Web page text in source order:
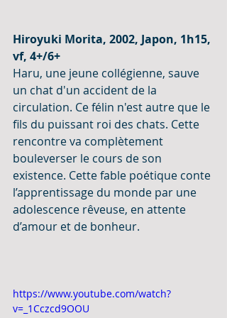
Hiroyuki Morita, 2002, Japon, 1h15,
vf, 4+/6+
Haru, une jeune collégienne, sauve
un chat d'un accident de la
circulation. Ce félin n'est autre que le
fils du puissant roi des chats. Cette
rencontre va complètement
bouleverser le cours de son
existence. Cette fable poétique conte
l’apprentissage du monde par une
adolescence rêveuse, en attente
d’amour et de bonheur.
https://www.youtube.com/watch?
v=_1Cczcd9OOU